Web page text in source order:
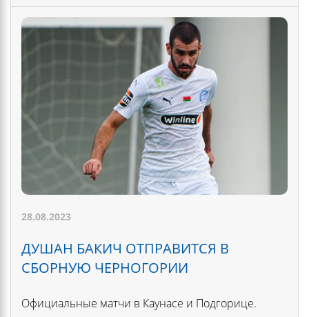
28.08.2023
ДУШАН БАКИЧ ОТПРАВИТСЯ В
СБОРНУЮ ЧЕРНОГОРИИ
Официальные матчи в Каунасе и Подгорице.